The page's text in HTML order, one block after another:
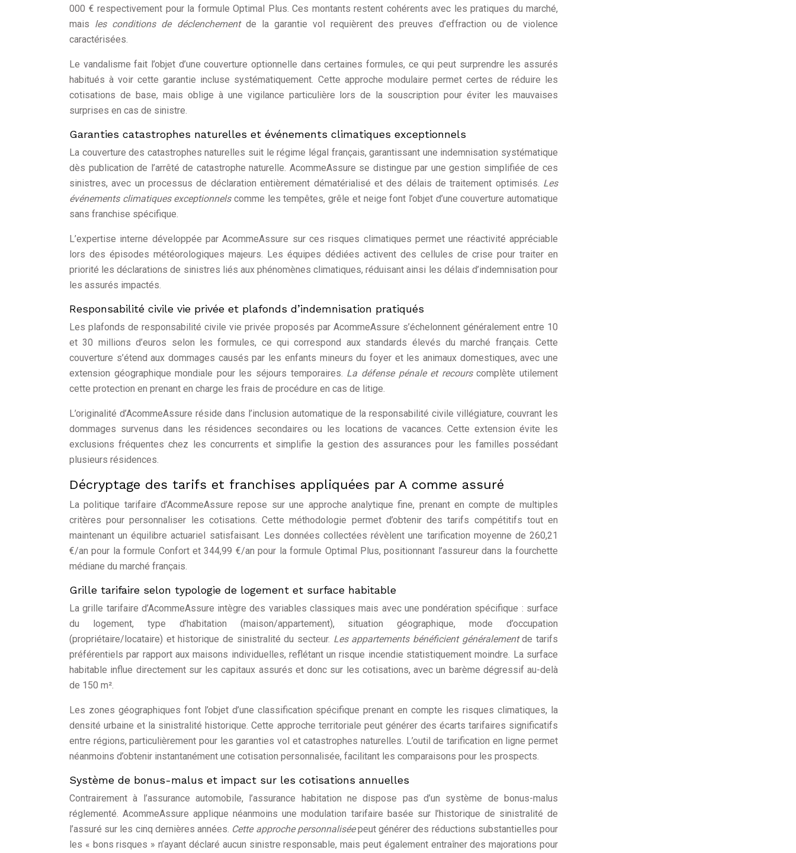
000 € respectivement pour la formule Optimal Plus. Ces montants restent cohérents avec les pratiques du marché,
mais les conditions de déclenchement de la garantie vol requièrent des preuves d’effraction ou de violence
caractérisées.
Le vandalisme fait l’objet d’une couverture optionnelle dans certaines formules, ce qui peut surprendre les assurés
habitués à voir cette garantie incluse systématiquement. Cette approche modulaire permet certes de réduire les
cotisations de base, mais oblige à une vigilance particulière lors de la souscription pour éviter les mauvaises
surprises en cas de sinistre.
Garanties catastrophes naturelles et événements climatiques exceptionnels
La couverture des catastrophes naturelles suit le régime légal français, garantissant une indemnisation systématique
dès publication de l’arrêté de catastrophe naturelle. AcommeAssure se distingue par une gestion simplifiée de ces
sinistres, avec un processus de déclaration entièrement dématérialisé et des délais de traitement optimisés. Les
événements climatiques exceptionnelscomme les tempêtes, grêle et neige font l’objet d’une couverture automatique
sans franchise spécifique.
L’expertise interne développée par AcommeAssure sur ces risques climatiques permet une réactivité appréciable
lors des épisodes météorologiques majeurs. Les équipes dédiées activent des cellules de crise pour traiter en
priorité les déclarations de sinistres liés aux phénomènes climatiques, réduisant ainsi les délais d’indemnisation pour
les assurés impactés.
Responsabilité civile vie privée et plafonds d’indemnisation pratiqués
Les plafonds de responsabilité civile vie privée proposés par AcommeAssure s’échelonnent généralement entre 10
et 30 millions d’euros selon les formules, ce qui correspond aux standards élevés du marché français. Cette
couverture s’étend aux dommages causés par les enfants mineurs du foyer et les animaux domestiques, avec une
extension géographique mondiale pour les séjours temporaires. La défense pénale et recourscomplète utilement
cette protection en prenant en charge les frais de procédure en cas de litige.
L’originalité d’AcommeAssure réside dans l’inclusion automatique de la responsabilité civile villégiature, couvrant les
dommages survenus dans les résidences secondaires ou les locations de vacances. Cette extension évite les
exclusions fréquentes chez les concurrents et simplifie la gestion des assurances pour les familles possédant
plusieurs résidences.
Décryptage des tarifs et franchises appliquées par A comme assuré
La politique tarifaire d’AcommeAssure repose sur une approche analytique fine, prenant en compte de multiples
critères pour personnaliser les cotisations. Cette méthodologie permet d’obtenir des tarifs compétitifs tout en
maintenant un équilibre actuariel satisfaisant. Les données collectées révèlent une tarification moyenne de 260,21
€/an pour la formule Confort et 344,99 €/an pour la formule Optimal Plus, positionnant l’assureur dans la fourchette
médiane du marché français.
Grille tarifaire selon typologie de logement et surface habitable
La grille tarifaire d’AcommeAssure intègre des variables classiques mais avec une pondération spécifique : surface
du logement, type d’habitation (maison/appartement), situation géographique, mode d’occupation
(propriétaire/locataire) et historique de sinistralité du secteur. Les appartements bénéficient généralementde tarifs
préférentiels par rapport aux maisons individuelles, reflétant un risque incendie statistiquement moindre. La surface
habitable influe directement sur les capitaux assurés et donc sur les cotisations, avec un barème dégressif au-delà
de 150 m².
Les zones géographiques font l’objet d’une classification spécifique prenant en compte les risques climatiques, la
densité urbaine et la sinistralité historique. Cette approche territoriale peut générer des écarts tarifaires significatifs
entre régions, particulièrement pour les garanties vol et catastrophes naturelles. L’outil de tarification en ligne permet
néanmoins d’obtenir instantanément une cotisation personnalisée, facilitant les comparaisons pour les prospects.
Système de bonus-malus et impact sur les cotisations annuelles
Contrairement à l’assurance automobile, l’assurance habitation ne dispose pas d’un système de bonus-malus
réglementé. AcommeAssure applique néanmoins une modulation tarifaire basée sur l’historique de sinistralité de
l’assuré sur les cinq dernières années. Cette approche personnaliséepeut générer des réductions substantielles pour
les « bons risques » n’ayant déclaré aucun sinistre responsable, mais peut également entraîner des majorations pour